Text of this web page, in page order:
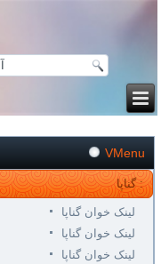
VMenu
گناپا :
لینک خوان گناپا
لینک خوان گناپا
لینک خوان گناپا